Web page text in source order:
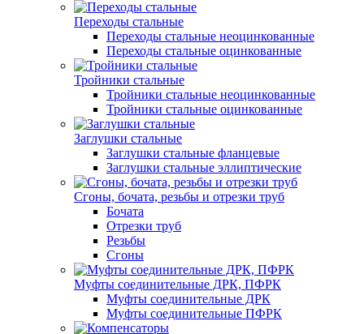
Переходы стальные
Переходы стальные неоцинкованные
Переходы стальные оцинкованные
Тройники стальные
Тройники стальные неоцинкованные
Тройники стальные оцинкованные
Заглушки стальные
Заглушки стальные фланцевые
Заглушки стальные эллиптические
Сгоны, бочата, резьбы и отрезки труб
Бочата
Отрезки труб
Резьбы
Сгоны
Муфты соединительные ДРК, ПФРК
Муфты соединительные ДРК
Муфты соединительные ПФРК